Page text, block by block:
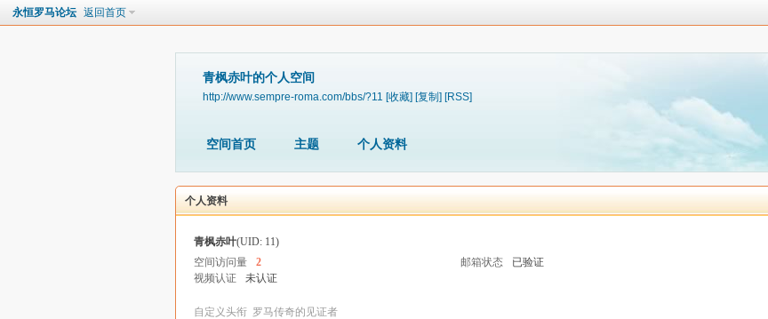
永恒罗马论坛 返回首页
青枫赤叶的个人空间
http://www.sempre-roma.com/bbs/?11 [收藏] [复制] [RSS]
空间首页 主题 个人资料
个人资料
青枫赤叶(UID: 11)
空间访问量
2 邮箱状态
已验证
视频认证
未认证
自定义头衔 罗马传奇的见证者